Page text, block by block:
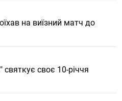
на виїзний матч до
святкує своє 10-річчя